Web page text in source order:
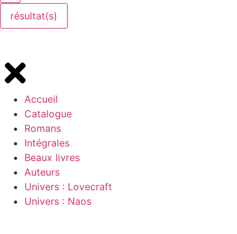
résultat(s)
Accueil
Catalogue
Romans
Intégrales
Beaux livres
Auteurs
Univers : Lovecraft
Univers : Naos